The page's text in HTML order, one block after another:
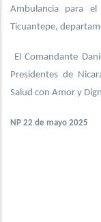
Ambulancia para el
Ticuantepe,
El Comandante
Presidentes de
Salud con Amor y
NP 22 de mayo 2025